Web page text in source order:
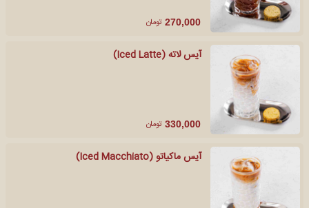
270,000 تومان
آیس لاته (Iced Latte)
330,000 تومان
آیس ماکیاتو (Iced Macchiato)